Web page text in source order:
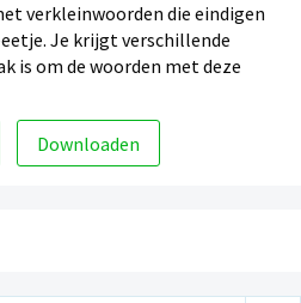
verkleinwoorden die eindigen
Je krijgt verschillende
is om de woorden met deze
Downloaden